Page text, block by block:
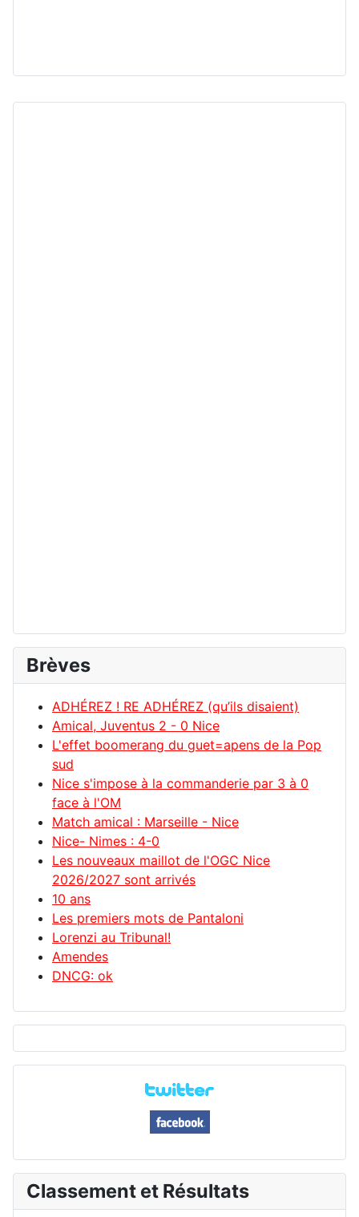
Brèves
ADHÉREZ ! RE ADHÉREZ (qu’ils disaient)
Amical, Juventus 2 - 0 Nice
L'effet boomerang du guet=apens de la Pop
sud
Nice s'impose à la commanderie par 3 à 0
face à l'OM
Match amical : Marseille - Nice
Nice- Nimes : 4-0
Les nouveaux maillot de l'OGC Nice
2026/2027 sont arrivés
10 ans
Les premiers mots de Pantaloni
Lorenzi au Tribunal!
Amendes
DNCG: ok
Classement et Résultats